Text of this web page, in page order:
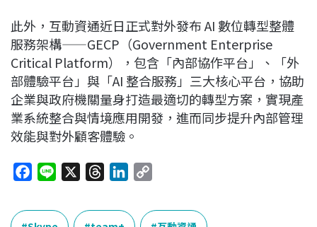
此外，互動資通近日正式對外發布 AI 數位轉型整體
服務架構——GECP（Government Enterprise
Critical Platform），包含「內部協作平台」、「外
部體驗平台」與「AI 整合服務」三大核心平台，協助
企業與政府機關量身打造最適切的轉型方案，實現產
業系統整合與情境應用開發，進而同步提升內部管理
效能與對外顧客體驗。
c
n
r
n
p